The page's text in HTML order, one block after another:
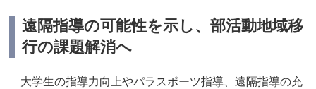
遠隔指導の可能性を示し、部活動地域移
行の課題解消へ
大学生の指導力向上やパラスポーツ指導、遠隔指導の充